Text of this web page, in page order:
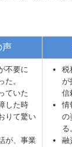
声
不要に
た。
ていた
した時
りて驚い
が、事業
税
が
信
情
の
る
融